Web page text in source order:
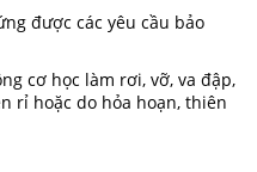
được các yêu cầu bảo
cơ học làm rơi, vỡ, va đập,
rỉ hoặc do hỏa hoạn, thiên